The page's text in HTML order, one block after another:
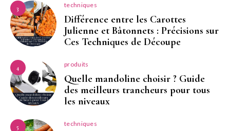
3 techniques
Différence entre les Carottes
Julienne et Bâtonnets : Précisions sur
Ces Techniques de Découpe
4 produits
Quelle mandoline choisir ? Guide
des meilleurs trancheurs pour tous
les niveaux
5 techniques